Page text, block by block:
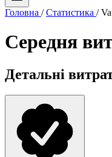
Головна / Статистика /
Середня
Детальні